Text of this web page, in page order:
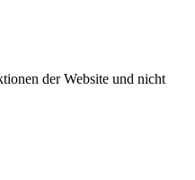
der Website und nicht